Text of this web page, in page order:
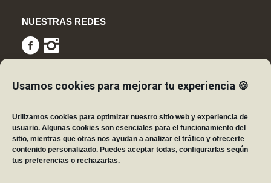
Usamos cookies para mejorar tu experiencia 🍪
Utilizamos cookies para optimizar nuestro sitio web y experiencia de
usuario. Algunas cookies son esenciales para el funcionamiento del
sitio, mientras que otras nos ayudan a analizar el tráfico y ofrecerte
contenido personalizado. Puedes aceptar todas, configurarlas según
tus preferencias o rechazarlas.
NUESTRAS REDES
CERTIFICACIONES